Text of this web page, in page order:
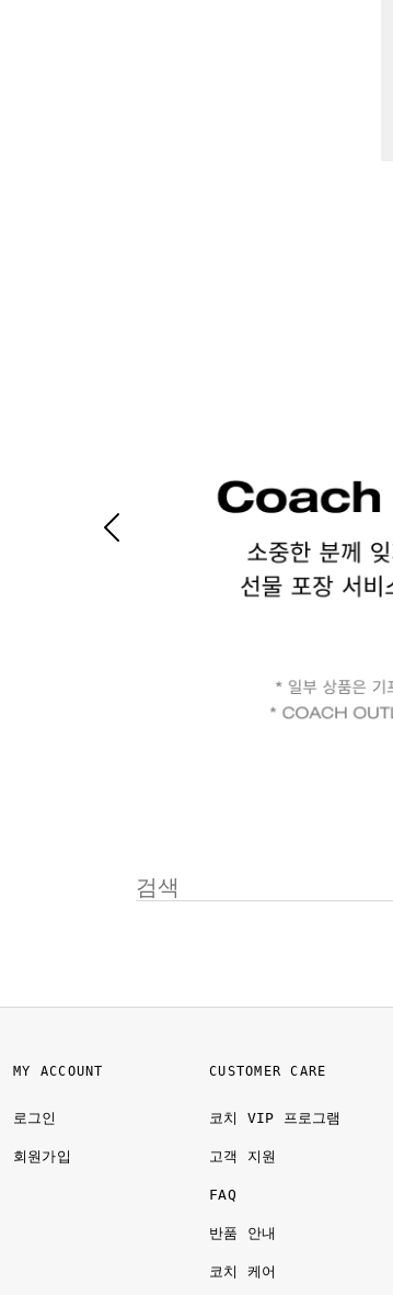
MY ACCOUNT
로그인
회원가입
CUSTOMER CARE
코치 VIP 프로그램
고객 지원
FAQ
반품 안내
코치 케어